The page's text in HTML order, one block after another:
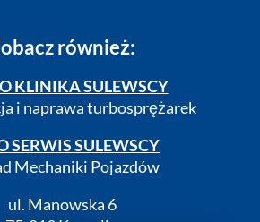
również:
KLINIKA SULEWSCY
i naprawa turbosprężarek
SERWIS SULEWSCY
Mechaniki Pojazdów
ul. Manowska 6